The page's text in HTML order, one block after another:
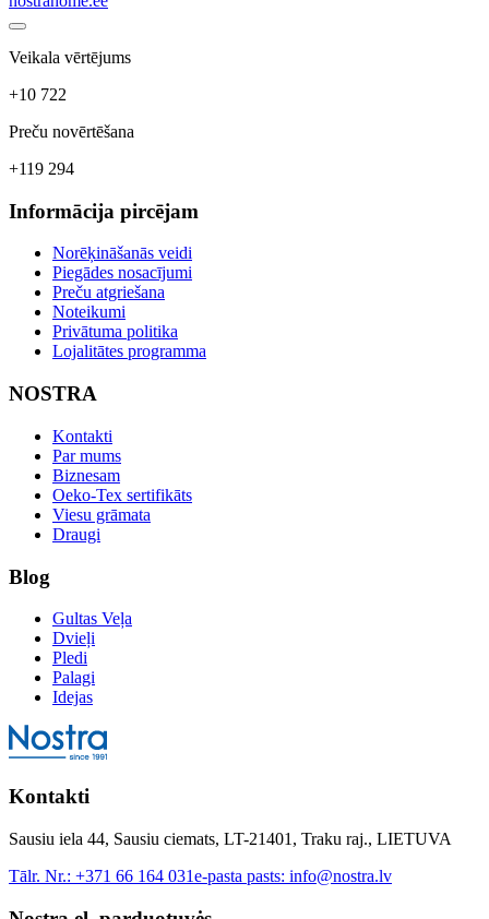
Veikala vērtējums
+10 722
Preču novērtēšana
+119 294
Informācija pircējam
Norēķināšanās veidi
Piegādes nosacījumi
Preču atgriešana
Noteikumi
Privātuma politika
Lojalitātes programma
NOSTRA
Kontakti
Par mums
Biznesam
Oeko-Tex sertifikāts
Viesu grāmata
Draugi
Blog
Gultas Veļa
Dvieļi
Pledi
Palagi
Idejas
Kontakti
Sausiu iela 44, Sausiu ciemats, LT-21401, Traku raj., LIETUVA
Tālr. Nr.: +371 66 164 031e-pasta pasts: info@nostra.lv